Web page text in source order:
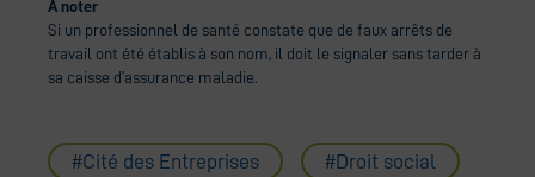
À noter
Si un professionnel de santé constate que de faux arrêts de
travail ont été établis à son nom, il doit le signaler sans tarder à
sa caisse d’assurance maladie.
Cité des Entreprises Droit social